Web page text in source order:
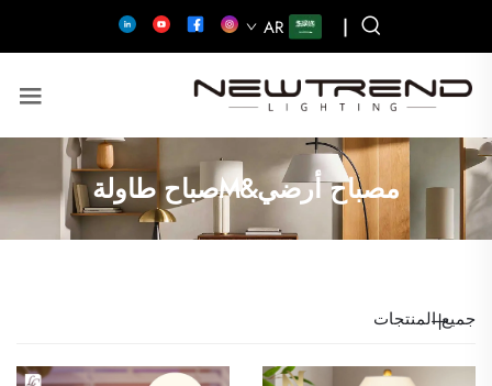
|
AR
مصباح أرضي&Mصباح طاولة
جميع المنتجات